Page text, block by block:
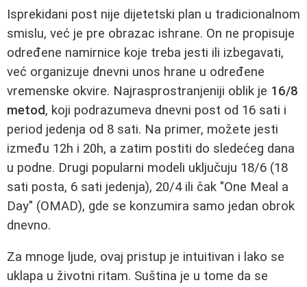
Isprekidani post nije dijetetski plan u tradicionalnom
smislu, već je pre obrazac ishrane. On ne propisuje
određene namirnice koje treba jesti ili izbegavati,
već organizuje dnevni unos hrane u određene
vremenske okvire. Najrasprostranjeniji oblik je 16/8
metod, koji podrazumeva dnevni post od 16 sati i
period jedenja od 8 sati. Na primer, možete jesti
između 12h i 20h, a zatim postiti do sledećeg dana
u podne. Drugi popularni modeli uključuju 18/6 (18
sati posta, 6 sati jedenja), 20/4 ili čak "One Meal a
Day" (OMAD), gde se konzumira samo jedan obrok
dnevno.
Za mnoge ljude, ovaj pristup je intuitivan i lako se
uklapa u životni ritam. Suština je u tome da se